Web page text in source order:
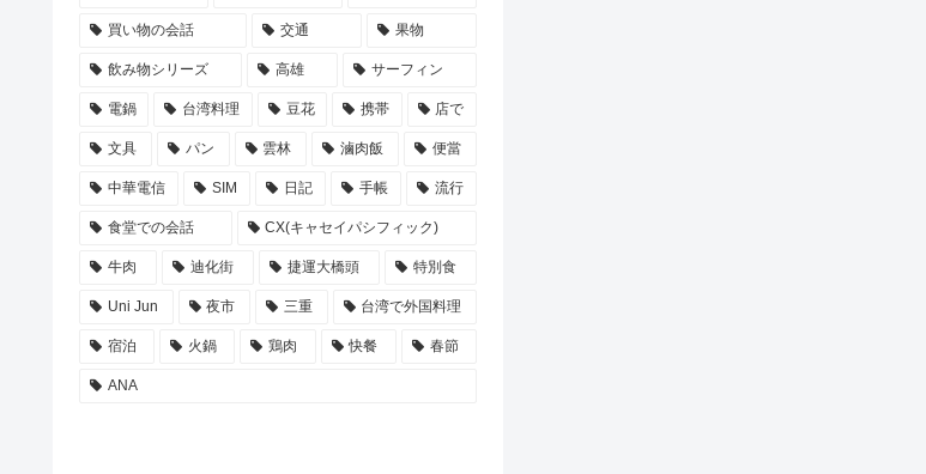
買い物の会話 交通 果物
飲み物シリーズ 高雄 サーフィン
電鍋 台湾料理 豆花 携帯 店で
文具 パン 雲林 滷肉飯 便當
中華電信 SIM 日記 手帳 流行
食堂での会話 CX(キャセイパシフィック)
牛肉 迪化街 捷運大橋頭 特別食
Uni Jun 夜市 三重 台湾で外国料理
宿泊 火鍋 鶏肉 快餐 春節
ANA